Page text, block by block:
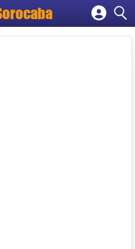
empresa